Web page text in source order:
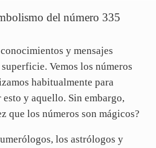
del número 335
y mensajes
Vemos los números
habitualmente para
y aquello. Sin embargo,
que los números son mágicos?
los astrólogos y